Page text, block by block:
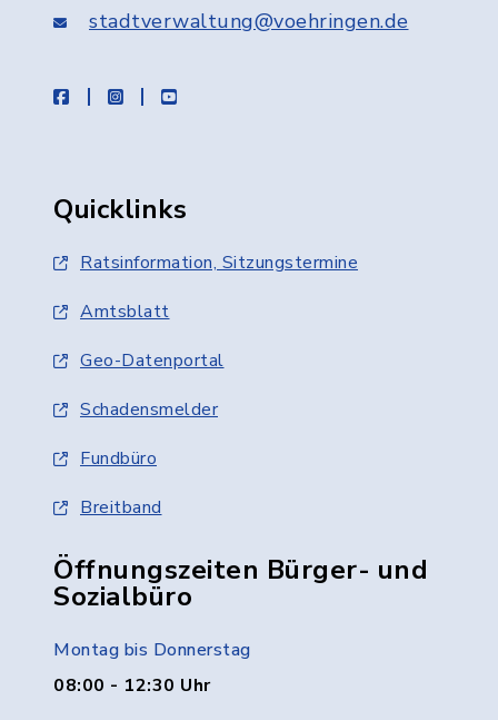
stadtverwaltung@voehringen.de
facebookinstagramyoutube
Quicklinks
Ratsinformation, Sitzungstermine
Amtsblatt
Geo-Datenportal
Schadensmelder
Fundbüro
Breitband
Öffnungszeiten Bürger- und
Sozialbüro
Montag bis Donnerstag
08:00 - 12:30 Uhr